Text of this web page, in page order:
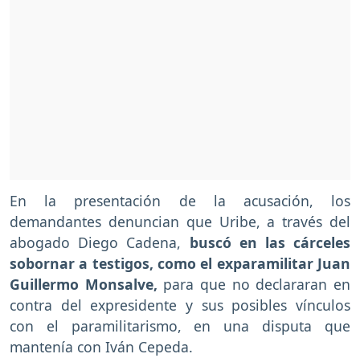
En la presentación de la acusación, los
demandantes denuncian que Uribe, a través del
abogado Diego Cadena, buscó en las cárceles
sobornar a testigos, como el exparamilitar Juan
Guillermo Monsalve, para que no declararan en
contra del expresidente y sus posibles vínculos
con el paramilitarismo, en una disputa que
mantenía con Iván Cepeda.